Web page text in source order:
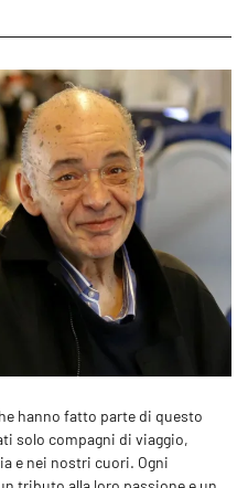
hanno fatto parte di questo
solo compagni di viaggio,
e nei nostri cuori. Ogni